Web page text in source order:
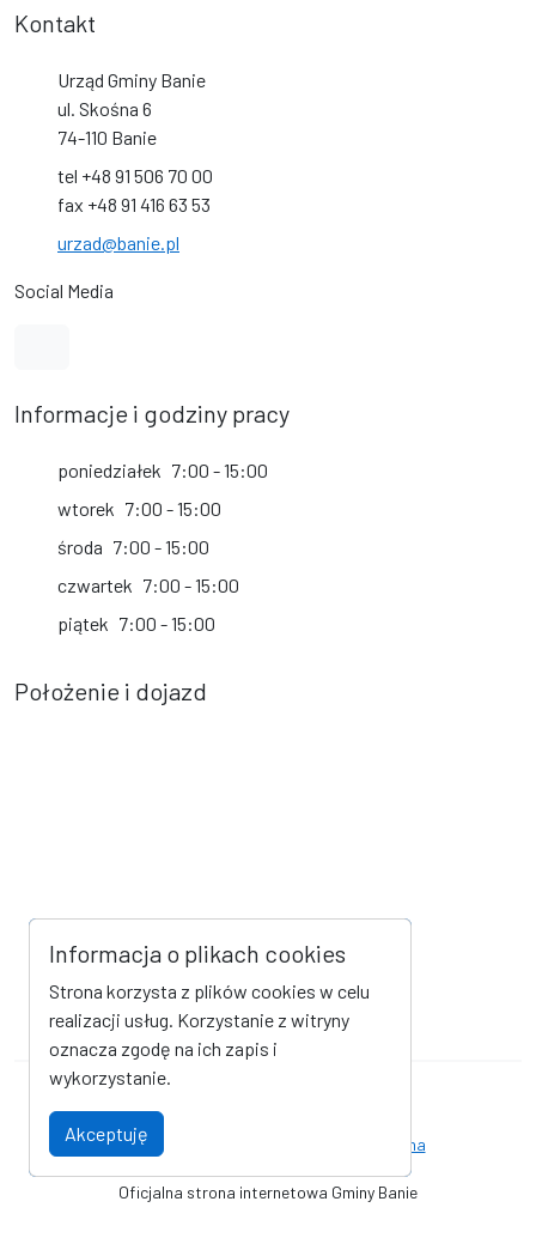
Kontakt
Urząd Gminy Banie
ul. Skośna 6
74-110 Banie
tel +48 91 506 70 00
fax +48 91 416 63 53
urzad@banie.pl
Social Media
Informacje i godziny pracy
poniedziałek 7:00 - 15:00
wtorek 7:00 - 15:00
środa 7:00 - 15:00
czwartek 7:00 - 15:00
piątek 7:00 - 15:00
Położenie i dojazd
Oficjalna strona internetowa Gminy Banie
Deklaracja dostępności Strona archiwalna
Informacja o plikach cookies
Strona korzysta z plików cookies w celu
realizacji usług. Korzystanie z witryny
oznacza zgodę na ich zapis i
wykorzystanie.
Akceptuję